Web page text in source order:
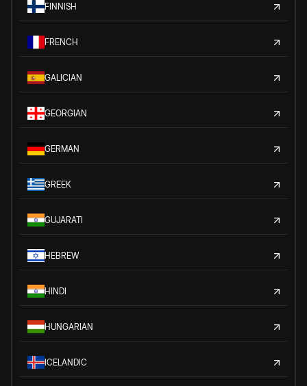
FINNISH
FRENCH
GALICIAN
GEORGIAN
GERMAN
GREEK
GUJARATI
HEBREW
HINDI
HUNGARIAN
ICELANDIC